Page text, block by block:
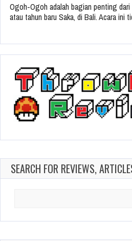
Ogoh-Ogoh adalah bagian penting dari
atau tahun baru Saka, di Bali. Acara ini
SEARCH FOR REVIEWS,